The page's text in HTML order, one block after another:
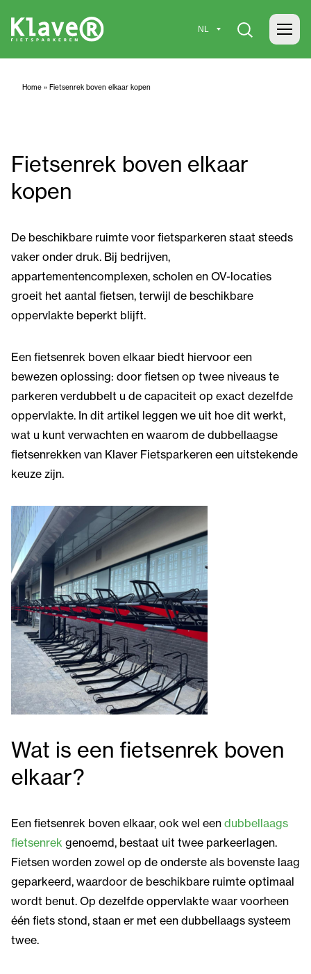
Home » Fietsenrek boven elkaar kopen
Fietsenrek boven elkaar
kopen
De beschikbare ruimte voor fietsparkeren staat steeds
vaker onder druk. Bij bedrijven,
appartementencomplexen, scholen en OV-locaties
groeit het aantal fietsen, terwijl de beschikbare
oppervlakte beperkt blijft.
Een fietsenrek boven elkaar biedt hiervoor een
bewezen oplossing: door fietsen op twee niveaus te
parkeren verdubbelt u de capaciteit op exact dezelfde
oppervlakte. In dit artikel leggen we uit hoe dit werkt,
wat u kunt verwachten en waarom de dubbellaagse
fietsenrekken van Klaver Fietsparkeren een uitstekende
keuze zijn.
Wat is een fietsenrek boven
elkaar?
Een fietsenrek boven elkaar, ook wel een dubbellaags
fietsenrek genoemd, bestaat uit twee parkeerlagen.
Fietsen worden zowel op de onderste als bovenste laag
geparkeerd, waardoor de beschikbare ruimte optimaal
wordt benut. Op dezelfde oppervlakte waar voorheen
één fiets stond, staan er met een dubbellaags systeem
twee.